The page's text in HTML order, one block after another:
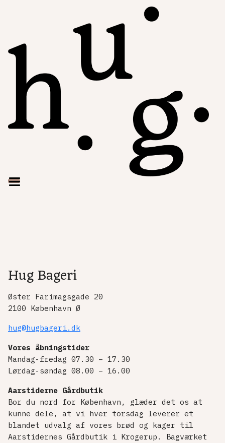
Hug Bageri
Øster Farimagsgade 20
2100 København Ø
hug@hugbageri.dk
Vores åbningstider
Mandag-fredag 07.30 – 17.30
Lørdag-søndag 08.00 – 16.00
Aarstiderne Gårdbutik
Bor du nord for København, glæder det os at
kunne dele, at vi hver torsdag leverer et
blandet udvalg af vores brød og kager til
Aarstidernes Gårdbutik i Krogerup. Bagværket